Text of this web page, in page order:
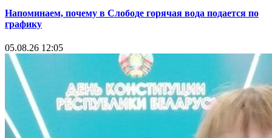
Напоминаем, почему в Слободе горячая вода подается по
графику
05.08.26 12:05